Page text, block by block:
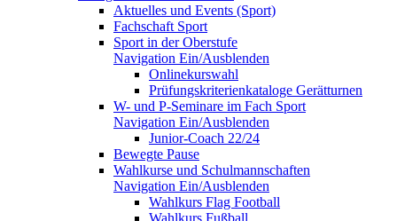
Aktuelles und Events (Sport)
Fachschaft Sport
Sport in der Oberstufe
Navigation Ein/Ausblenden
Onlinekurswahl
Prüfungskriterienkataloge Gerätturnen
W- und P-Seminare im Fach Sport
Navigation Ein/Ausblenden
Junior-Coach 22/24
Bewegte Pause
Wahlkurse und Schulmannschaften
Navigation Ein/Ausblenden
Wahlkurs Flag Football
Wahlkurs Fußball